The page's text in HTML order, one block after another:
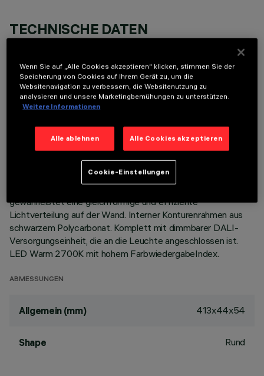
TECHNISCHE DATEN
BESCHREIBUNG
Miniaturisierte, rechteckige Einbauleuchte mit LED.
Hauptkorpus mit strahlender Oberfläche aus
Aluminiumdruckguss, Version mit Anschlag-Konturenrahmen.
Asymmetrisches optisches System, das spezifisch für eine
effiziente Wallwasher-Lichtverteilung konzipiert ist.
Lichtstromverstärker - Reflektor aus Reinstaluminium -
Blendschutz aus PMMA mit gerillter Oberfläche; eine
gewährleistet eine gleichförmige und effiziente
Lichtverteilung auf der Wand. Interner Konturenrahmen aus
schwarzem Polycarbonat. Komplett mit dimmbarer DALI-
Versorgungseinheit, die an die Leuchte angeschlossen ist.
LED Warm 2700K mit hohem FarbwiedergabeIndex.
ABMESSUNGEN
Allgemein (mm) 413x44x54
Shape Rund
Wenn Sie auf „Alle Cookies akzeptieren“ klicken, stimmen Sie der
Speicherung von Cookies auf Ihrem Gerät zu, um die
Websitenavigation zu verbessern, die Websitenutzung zu
analysieren und unsere Marketingbemühungen zu unterstützen.
Weitere Informationen
Alle ablehnen Alle Cookies akzeptieren
Cookie-Einstellungen